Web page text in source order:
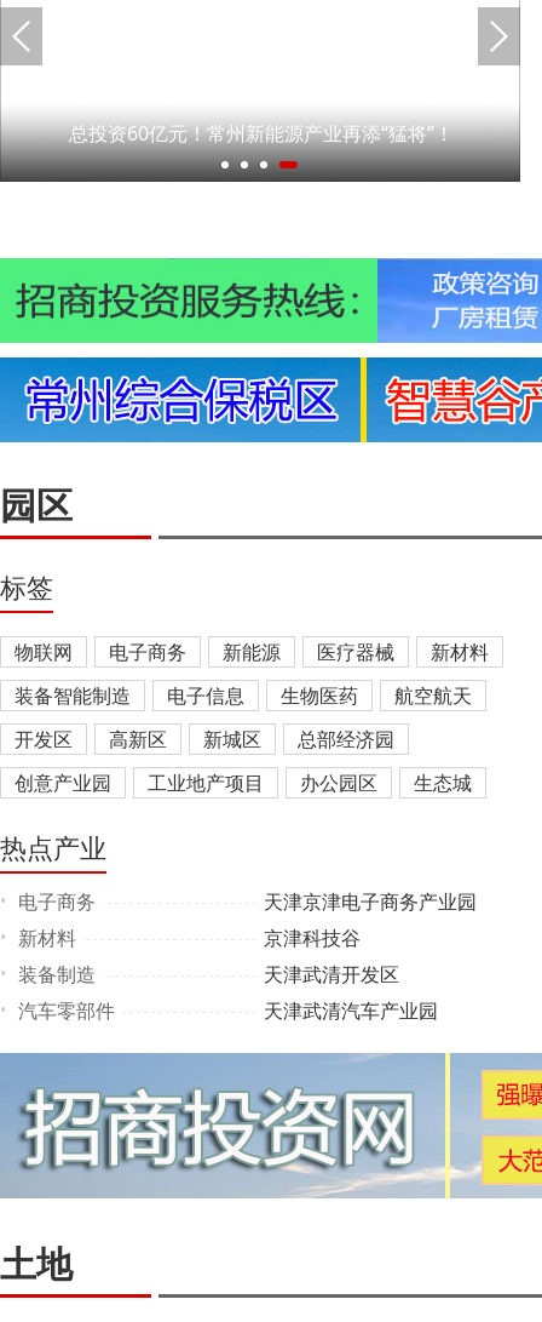
总投资60亿元！常州新能源产业再添“猛将”！
园区
标签
物联网 电子商务 新能源 医疗器械
新材料
装备智能制造
电子信息 生物医药
航空航天
开发区
高新区 新城区
总部经济园
创意产业园
工业地产项目 办公园区
生态城
热点产业
• 电子商务 天津京津电子商务产业园
• 新材料 京津科技谷
• 装备制造 天津武清开发区
• 汽车零部件 天津武清汽车产业园
土地